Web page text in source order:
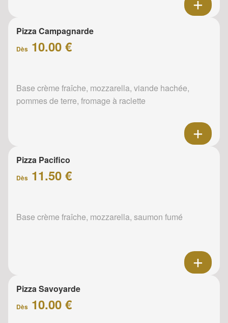
Pizza Campagnarde
Dès 10.00 €
Base crème fraîche, mozzarella, viande hachée,
pommes de terre, fromage à raclette
Pizza Pacifico
Dès 11.50 €
Base crème fraîche, mozzarella, saumon fumé
Pizza Savoyarde
Dès 10.00 €